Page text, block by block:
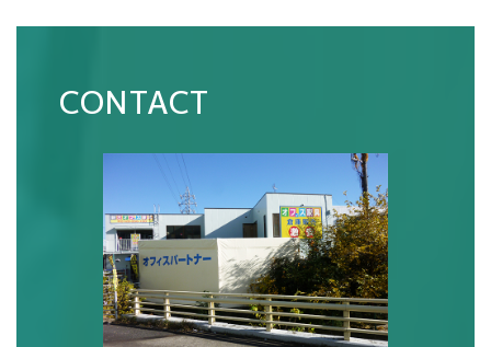
CONTACT